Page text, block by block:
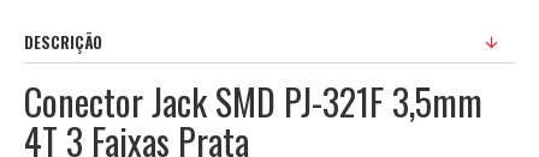
DESCRIÇÃO
Conector Jack SMD PJ-321F 3,5mm
4T 3 Faixas Prata